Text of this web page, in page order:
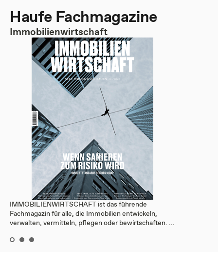
Haufe Fachmagazine
Immobilienwirtschaft
IMMOBILIENWIRTSCHAFT ist das führende
Fachmagazin für alle, die Immobilien entwickeln,
verwalten, vermitteln, pflegen oder bewirtschaften. ...